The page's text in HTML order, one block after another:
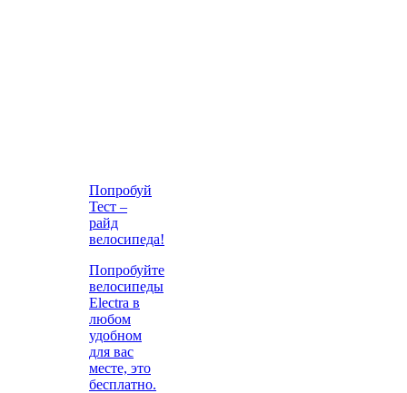
Попробуй
Тест –
райд
велосипеда!
Попробуйте
велосипеды
Electra в
любом
удобном
для вас
месте, это
бесплатно.